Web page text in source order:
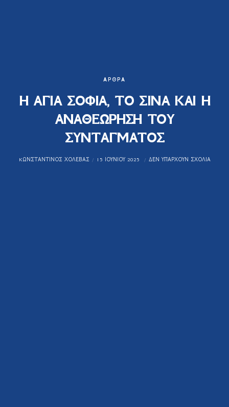
ΆΡΘΡΑ
Η ΑΓΙΑ ΣΟΦΙΑ, ΤΟ ΣΙΝΑ ΚΑΙ Η
ΑΝΑΘΕΩΡΗΣΗ ΤΟΥ
ΣΥΝΤΑΓΜΑΤΟΣ
KΩΝΣΤΑΝΤΊΝΟΣ ΧΟΛΈΒΑΣ 15 ΙΟΥΝΊΟΥ 2025 ΔΕΝ ΥΠΆΡΧΟΥΝ ΣΧΌΛΙΑ